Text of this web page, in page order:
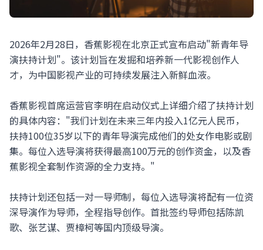
2026年2月28日，香蕉影视在北京正式宣布启动"新青年导
演扶持计划"。该计划旨在发掘和培养新一代影视创作人
才，为中国影视产业的可持续发展注入新鲜血液。
香蕉影视首席运营官李明在启动仪式上详细介绍了扶持计划
的具体内容："我们计划在未来三年内投入1亿元人民币，
扶持100位35岁以下的青年导演完成他们的处女作电影或剧
集。每位入选导演将获得最高100万元的创作资金，以及香
蕉影视全套制作资源的全力支持。"
扶持计划还包括一对一导师制，每位入选导演将配有一位资
深导演作为导师，全程指导创作。首批签约导师包括陈凯
歌、张艺谋、贾樟柯等国内顶级导演。